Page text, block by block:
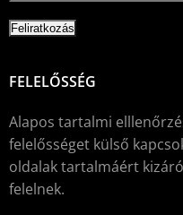
FELELŐSSÉG
Alapos tartalmi
felelősséget külső
oldalak tartalmáért
felelnek.